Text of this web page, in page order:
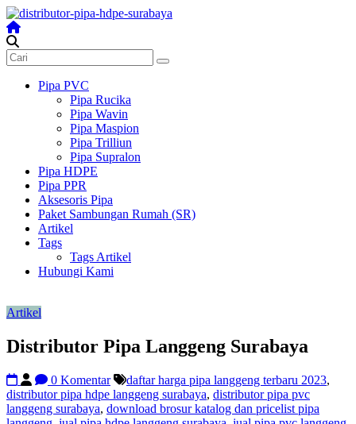
Skip
to
content
Distributor
Pipa
Surabaya
Melengkapi
kebutuhanmu
Pipa PVC
Pipa Rucika
Pipa Wavin
Pipa Maspion
Pipa Trilliun
Pipa Supralon
Pipa HDPE
Pipa PPR
Aksesoris Pipa
Paket Sambungan Rumah (SR)
Artikel
Tags
Tags Artikel
Hubungi Kami
Artikel
Distributor Pipa Langgeng Surabaya
0 Komentar daftar harga pipa langgeng terbaru 2023,
distributor pipa hdpe langgeng surabaya, distributor pipa pvc
langgeng surabaya, download brosur katalog dan pricelist pipa